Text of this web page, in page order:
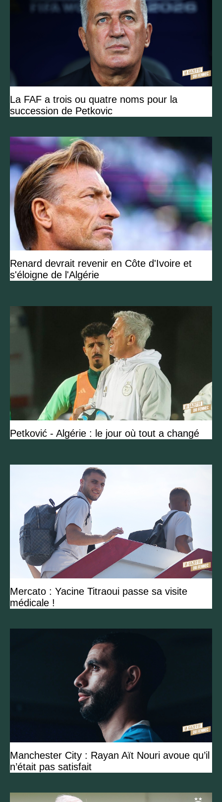
La FAF a trois ou quatre noms pour la
succession de Petkovic
Renard devrait revenir en Côte d'Ivoire et
s'éloigne de l'Algérie
Petković - Algérie : le jour où tout a changé
Mercato : Yacine Titraoui passe sa visite
médicale !
Manchester City : Rayan Aït Nouri avoue qu’il
n’était pas satisfait